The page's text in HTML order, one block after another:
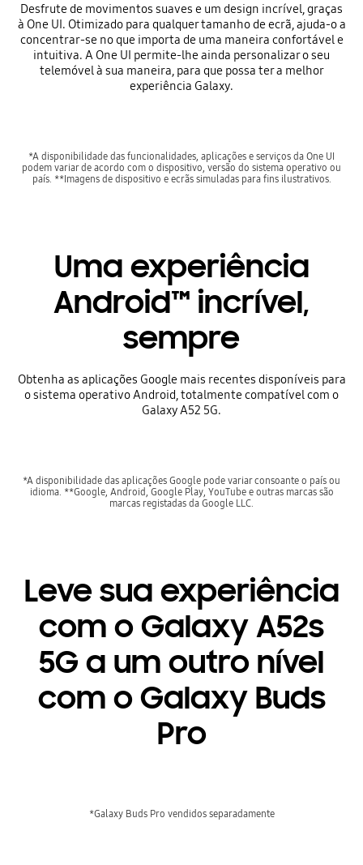
Desfrute de movimentos suaves e um design incrível, graças
à One UI. Otimizado para qualquer tamanho de ecrã, ajuda-o a
concentrar-se no que importa de uma maneira confortável e
intuitiva. A One UI permite-lhe ainda personalizar o seu
telemóvel à sua maneira, para que possa ter a melhor
experiência Galaxy.
*A disponibilidade das funcionalidades, aplicações e serviços da One UI
podem variar de acordo com o dispositivo, versão do sistema operativo ou
país. **Imagens de dispositivo e ecrãs simuladas para fins ilustrativos.
Uma experiência
Android™ incrível,
sempre
Obtenha as aplicações Google mais recentes disponíveis para
o sistema operativo Android, totalmente compatível com o
Galaxy A52 5G.
*A disponibilidade das aplicações Google pode variar consoante o país ou
idioma. **Google, Android, Google Play, YouTube e outras marcas são
marcas registadas da Google LLC.
Leve sua experiência
com o Galaxy A52s
5G a um outro nível
com o Galaxy Buds
Pro
*Galaxy Buds Pro vendidos separadamente